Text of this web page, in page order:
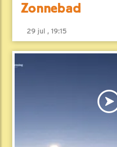
Zonnebad
29 jul , 19:15